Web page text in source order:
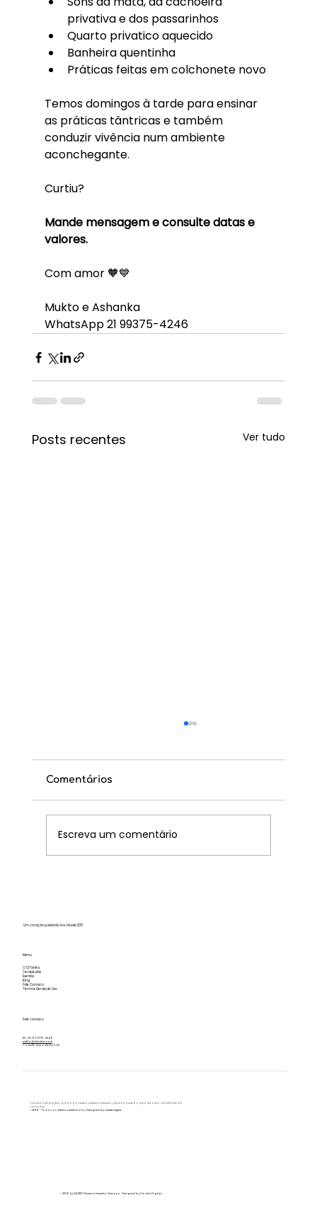
privativa e dos passarinhos
Quarto privatico aquecido
Banheira quentinha
Práticas feitas em colchonete novo
Temos domingos à tarde para ensinar
as práticas tântricas e também
conduzir vivência num ambiente
aconchegante.
Curtiu?
Mande mensagem e consulte datas e
valores.
Com amor 🧡💙
Mukto e Ashanka
WhatsApp 21 99375-4246
Posts recentes Ver tudo
Comentários
Escreva um comentário
Um coração pulsando loa. Desde 2017.
Menu
O CITantra
Terapeutas
Eventos
Blog
Fale Conosco
Termos Gerais de Uso
Fale conosco
Tel: +55 21 99375-4246
mukto@citantra.com
Consulte disponibilidade
CITantra é um projeto criado por Mukto Desenvolvimento Humano e nutrido pelo encontro de milhares de
corações.
©2026 - Todos os direitos reservados. Designed by Garden Digital
© 2026 by MUKTO Desenvolvimento Humano. Designed by Garden Digital